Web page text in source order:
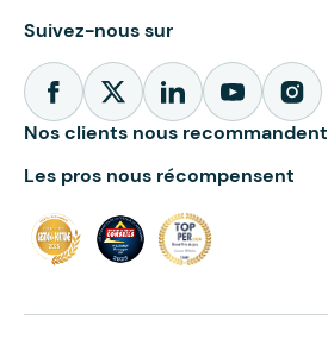
Suivez-nous sur
Nos clients nous recommandent
Les pros nous récompensent